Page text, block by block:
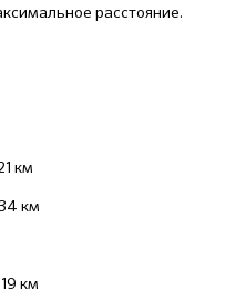
расстояние.
км
км
км